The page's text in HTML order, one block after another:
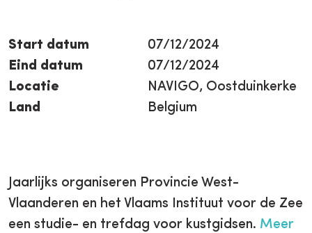
Start datum
07/12/2024
Eind datum
07/12/2024
Locatie
NAVIGO, Oostduinkerke
Land
Belgium
Jaarlijks organiseren Provincie West-
Vlaanderen en het Vlaams Instituut voor de Zee
een studie- en trefdag voor kustgidsen. Meer